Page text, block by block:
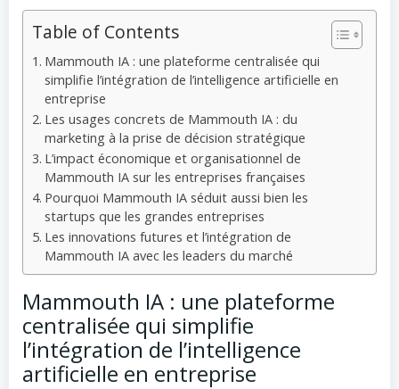
Table of Contents
Mammouth IA : une plateforme centralisée qui
simplifie l’intégration de l’intelligence artificielle en
entreprise
Les usages concrets de Mammouth IA : du
marketing à la prise de décision stratégique
L’impact économique et organisationnel de
Mammouth IA sur les entreprises françaises
Pourquoi Mammouth IA séduit aussi bien les
startups que les grandes entreprises
Les innovations futures et l’intégration de
Mammouth IA avec les leaders du marché
Mammouth IA : une plateforme
centralisée qui simplifie
l’intégration de l’intelligence
artificielle en entreprise